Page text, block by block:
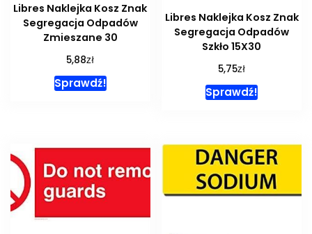
Libres Naklejka Kosz Znak
Segregacja Odpadów
Zmieszane 30
5,88zł
Sprawdź!
Libres Naklejka Kosz Znak
Segregacja Odpadów
Szkło 15X30
5,75zł
Sprawdź!